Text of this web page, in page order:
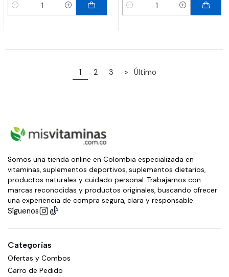
Cantidad Cantidad
1 2 3 » Último
Somos una tienda online en Colombia especializada en
vitaminas, suplementos deportivos, suplementos dietarios,
productos naturales y cuidado personal. Trabajamos con
marcas reconocidas y productos originales, buscando ofrecer
una experiencia de compra segura, clara y responsable.
Síguenos
Categorías
Ofertas y Combos
Carro de Pedido